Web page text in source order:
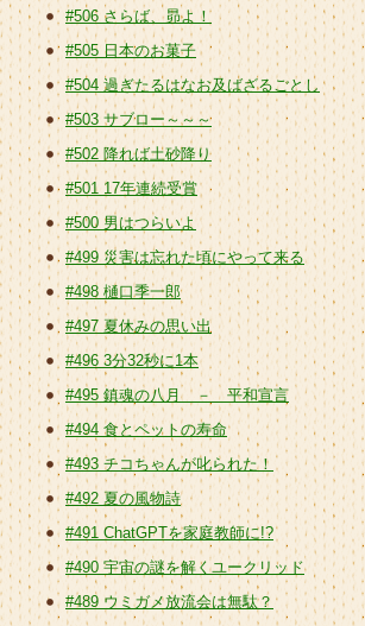
#506 さらば、昴よ！
#505 日本のお菓子
#504 過ぎたるはなお及ばざるごとし
#503 サブロー～～～
#502 降れば土砂降り
#501 17年連続受賞
#500 男はつらいよ
#499 災害は忘れた頃にやって来る
#498 樋口季一郎
#497 夏休みの思い出
#496 3分32秒に1本
#495 鎮魂の八月 － 平和宣言
#494 食とペットの寿命
#493 チコちゃんが叱られた！
#492 夏の風物詩
#491 ChatGPTを家庭教師に!?
#490 宇宙の謎を解くユークリッド
#489 ウミガメ放流会は無駄？